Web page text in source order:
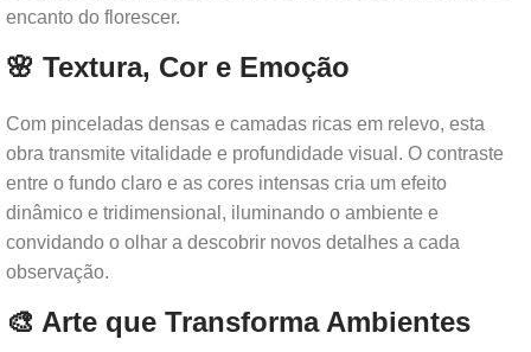
encanto do florescer.
🌸 Textura, Cor e Emoção
Com pinceladas densas e camadas ricas em relevo, esta
obra transmite vitalidade e profundidade visual. O contraste
entre o fundo claro e as cores intensas cria um efeito
dinâmico e tridimensional, iluminando o ambiente e
convidando o olhar a descobrir novos detalhes a cada
observação.
🎨 Arte que Transforma Ambientes